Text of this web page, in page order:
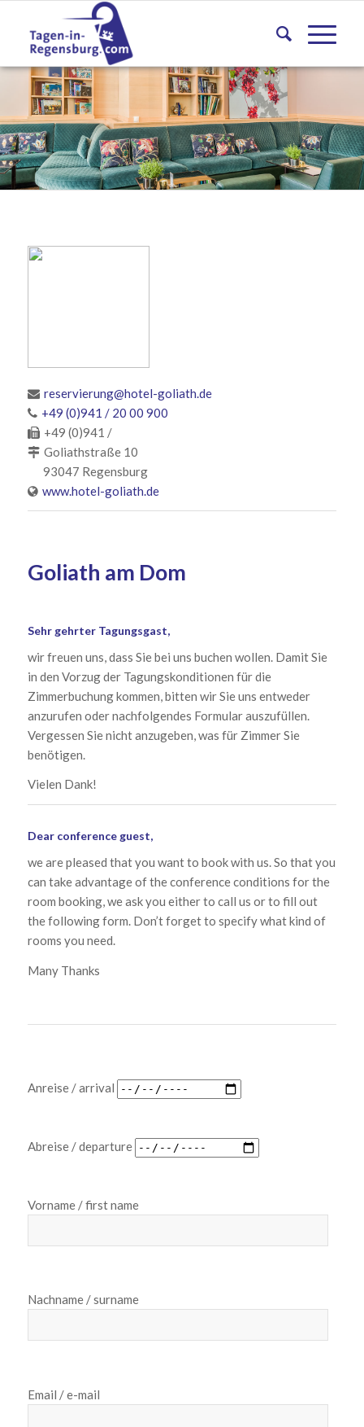
reservierung@hotel-goliath.de
+49 (0)941 / 20 00 900
+49 (0)941 /
Goliathstraße 10
93047 Regensburg
www.hotel-goliath.de
Goliath am Dom
Sehr gehrter Tagungsgast,
wir freuen uns, dass Sie bei uns buchen wollen. Damit Sie
in den Vorzug der Tagungskonditionen für die
Zimmerbuchung kommen, bitten wir Sie uns entweder
anzurufen oder nachfolgendes Formular auszufüllen.
Vergessen Sie nicht anzugeben, was für Zimmer Sie
benötigen.
Vielen Dank!
Dear conference guest,
we are pleased that you want to book with us. So that you
can take advantage of the conference conditions for the
room booking, we ask you either to call us or to fill out
the following form. Don’t forget to specify what kind of
rooms you need.
Many Thanks
Anreise / arrival
Abreise / departure
Vorname / first name
Nachname / surname
Email / e-mail